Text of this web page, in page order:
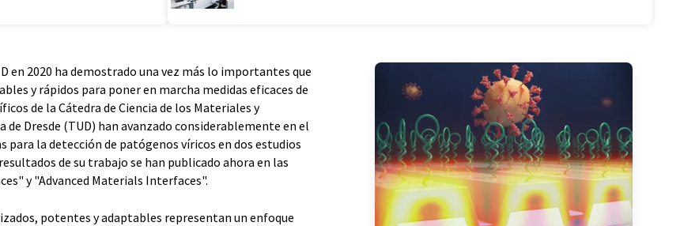
en 2020 ha demostrado una vez más lo importantes que
y rápidos para poner en marcha medidas eficaces de
de la Cátedra de Ciencia de los Materiales y
Dresde (TUD) han avanzado considerablemente en el
para la detección de patógenos víricos en dos estudios
de su trabajo se han publicado ahora en las
y "Advanced Materials Interfaces".
potentes y adaptables representan un enfoque